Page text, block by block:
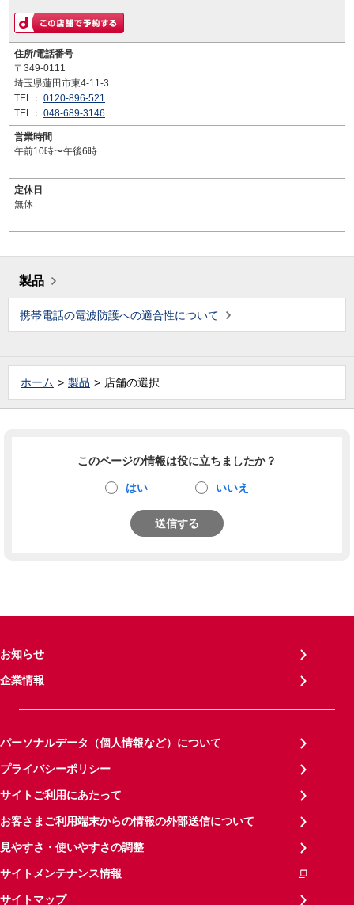
住所/電話番号
〒349-0111
埼玉県蓮田市東4-11-3
TEL： 0120-896-521
TEL： 048-689-3146
営業時間
午前10時〜午後6時
定休日
無休
製品
携帯電話の電波防護への適合性について
ホーム 製品 店舗の選択
このページの情報は役に立ちましたか？
はい いいえ
送信する
お知らせ
企業情報
パーソナルデータ（個人情報など）について
プライバシーポリシー
サイトご利用にあたって
お客さまご利用端末からの情報の外部送信について
見やすさ・使いやすさの調整
サイトメンテナンス情報
サイトマップ